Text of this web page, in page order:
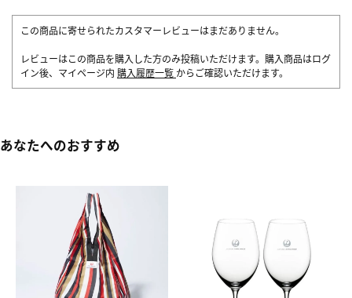
この商品に寄せられたカスタマーレビューはまだありません。
レビューはこの商品を購入した方のみ投稿いただけます。購入商品はログ
イン後、マイページ内 購入履歴一覧 からご確認いただけます。
あなたへのおすすめ